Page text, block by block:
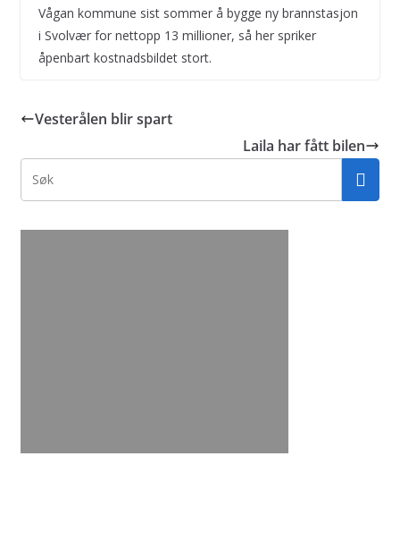
Vågan kommune sist sommer å bygge ny brannstasjon
i Svolvær for nettopp 13 millioner, så her spriker
åpenbart kostnadsbildet stort.
Vesterålen blir spart
Laila har fått bilen